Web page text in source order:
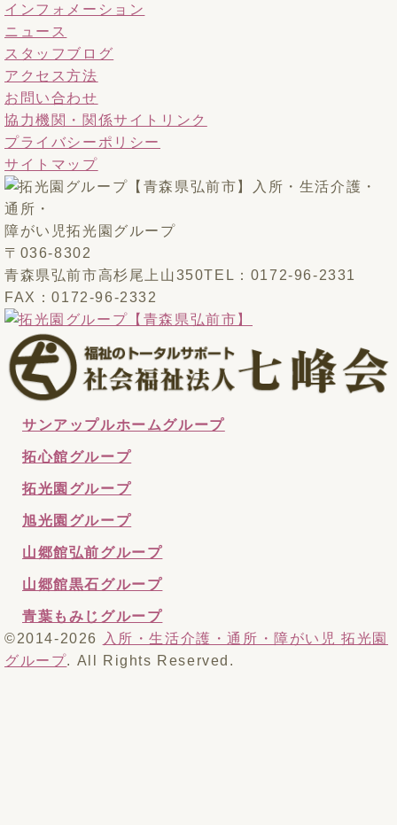
インフォメーション
ニュース
スタッフブログ
アクセス方法
お問い合わせ
協力機関・関係サイトリンク
プライバシーポリシー
サイトマップ
入所・生活介護・
通所・
障がい児拓光園グループ
〒036-8302
青森県弘前市高杉尾上山350TEL：0172-96-2331
FAX：0172-96-2332
サンアップルホームグループ
拓心館グループ
拓光園グループ
旭光園グループ
山郷館弘前グループ
山郷館黒石グループ
青葉もみじグループ
©2014-2026 入所・生活介護・通所・障がい児 拓光園
グループ. All Rights Reserved.